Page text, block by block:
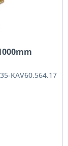
KAV60.564.17